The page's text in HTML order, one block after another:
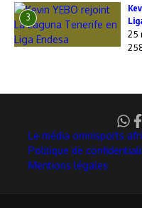
3
25
Le média omnisports
Politique de
Mentions légales